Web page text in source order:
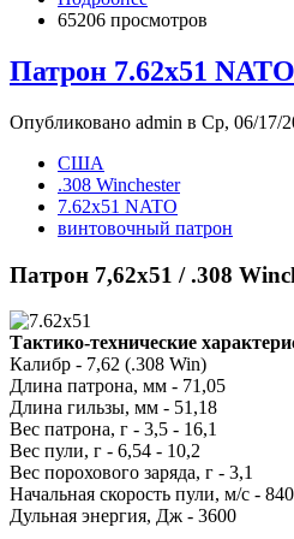
65206 просмотров
Патрон 7.62x51 NATO
Опубликовано admin в Ср, 06/17/
США
.308 Winchester
7.62x51 NATO
винтовочный патрон
Патрон 7,62x51 / .308
Тактико-технические
Калибр - 7,62 (.308 Win)
Длина патрона, мм - 71,05
Длина гильзы, мм - 51,18
Вес патрона, г - 3,5 - 16,1
Вес пули, г - 6,54 - 10,2
Вес порохового заряда, г - 3,1
Начальная скорость пули, м/с -
Дульная энергия, Дж - 3600